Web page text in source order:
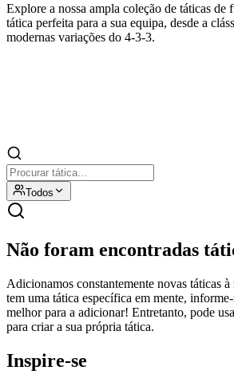
Explore a nossa ampla coleção de táticas de
tática perfeita para a sua equipa, desde a
modernas variações do 4-3-3.
Todos
Não foram encontradas
Adicionamos constantemente novas táticas
tem uma tática específica em mente,
melhor para a adicionar! Entretanto, pode
para criar a sua própria tática.
Inspire-se